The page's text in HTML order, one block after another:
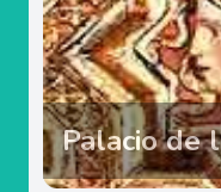
Palacio de